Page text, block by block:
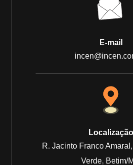
E-mail
Localização
R. Jacinto Franco
Verde, Betim/